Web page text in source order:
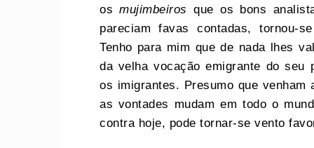
osmujimbeiros que os bons
pareciam favas contadas, tornou-
Tenho para mim que de nada lhes
da velha vocação emigrante do seu
os imigrantes. Presumo que
as vontades mudam em todo o
contra hoje, pode tornar-se vento